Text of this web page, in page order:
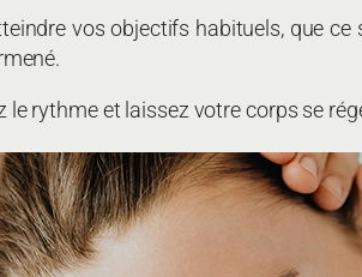
vos objectifs habituels, que ce
le rythme et laissez votre corps se